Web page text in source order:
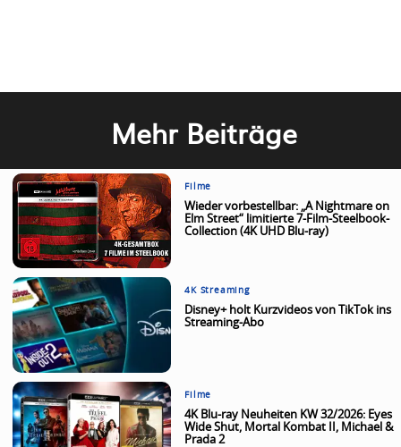
Mehr Beiträge
Filme
Wieder vorbestellbar: „A Nightmare on
Elm Street“ limitierte 7-Film-Steelbook-
Collection (4K UHD Blu-ray)
4K Streaming
Disney+ holt Kurzvideos von TikTok ins
Streaming-Abo
Filme
4K Blu-ray Neuheiten KW 32/2026: Eyes
Wide Shut, Mortal Kombat II, Michael &
Prada 2